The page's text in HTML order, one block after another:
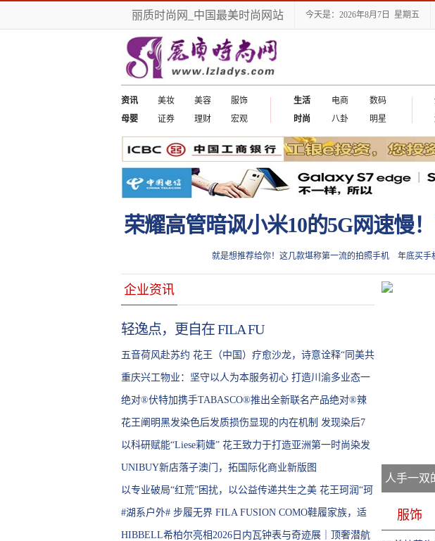
丽质时尚网_中国最美时尚网站 今天是：2026年8月7日 星期五
资讯 美妆 美容
服饰
母婴
证券 理财 宏观
生活 电商
数码
时尚
八卦 明星
荣耀高管暗讽小米10的5G网速慢
差4.2倍？
就是想推荐给你！这几款堪称第一流的拍照手机 年底买手
企业资讯
轻逸点，更自在 FILA FU
五音荷风赴苏约 花王（中国）疗愈沙龙，诗意诠释“同美共
生”
重庆兴工物业：坚守以人为本服务初心 打造川渝多业态一
体化综合后勤服务商
绝对®伏特加携手TABASCO®推出全新联名产品绝对®辣
椒仔
花王阐明黑发染色后发质损伤显现的内在机制 发现染后7
天内毛发内部发生的结构变化 建立抑制持续损伤且能维持
理想发色的技术
以科研赋能“Liese莉婕” 花王致力于打造亚洲第一时尚染发
品牌 加速美发事业增长
UNIBUY新店落子澳门，拓国际化商业新版图
以专业破局“红荒”困扰，以公益传递共生之美 花王珂润“珂
学守护计划”落地榆林，油敏肌修护新品亮相
#湖系户外# 步履无界 FILA FUSION COMO鞋履家族，适
配全场景出行需求
HIBBELL希柏尔亮相2026日内瓦钟表与奇迹展｜顶奢潜航
人手一双
服饰